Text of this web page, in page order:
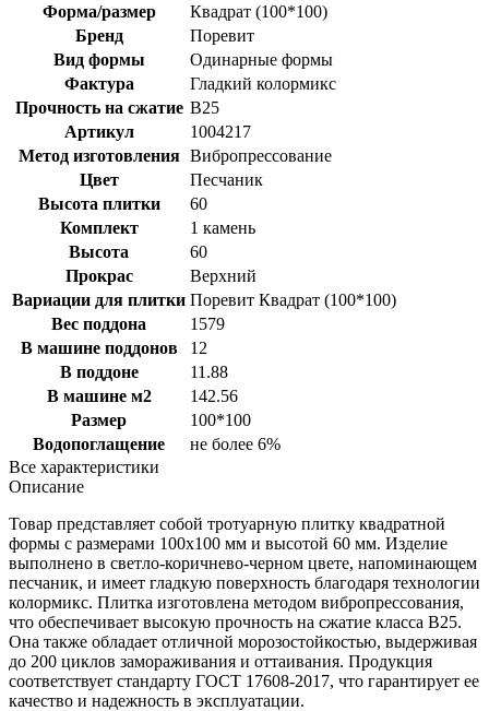
Форма/размер
Квадрат (100*100)
Бренд
Поревит
Вид формы
Одинарные формы
Фактура
Гладкий колормикс
Прочность на сжатие B25
Артикул
1004217
Метод изготовления Вибропрессование
Цвет
Песчаник
Высота плитки
60
Комплект
1 камень
Высота
60
Прокрас
Верхний
Вариации для плитки Поревит Квадрат (100*100)
Вес поддона
1579
В машине поддонов
12
В поддоне
11.88
В машине м2
142.56
Размер
100*100
Водопоглащение
не более 6%
Все характеристики
Описание
Товар представляет собой тротуарную плитку квадратной
формы с размерами 100х100 мм и высотой 60 мм. Изделие
выполнено в светло-коричнево-черном цвете, напоминающем
песчаник, и имеет гладкую поверхность благодаря технологии
колормикс. Плитка изготовлена методом вибропрессования,
что обеспечивает высокую прочность на сжатие класса B25.
Она также обладает отличной морозостойкостью, выдерживая
до 200 циклов замораживания и оттаивания. Продукция
соответствует стандарту ГОСТ 17608-2017, что гарантирует ее
качество и надежность в эксплуатации.